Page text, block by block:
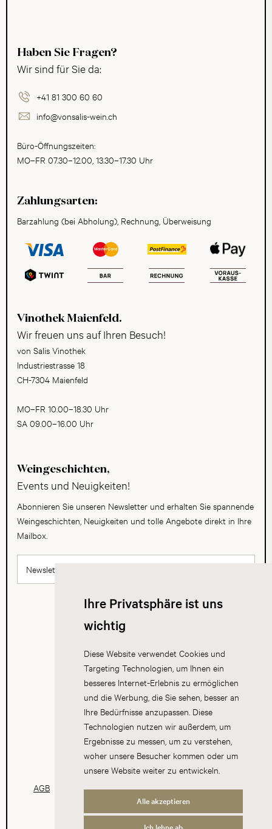
Ihre Privatsphäre ist uns
wichtig
Diese Website verwendet Cookies und
Targeting Technologien, um Ihnen ein
besseres Internet-Erlebnis zu ermöglichen
und die Werbung, die Sie sehen, besser an
Ihre Bedürfnisse anzupassen. Diese
Technologien nutzen wir außerdem, um
Ergebnisse zu messen, um zu verstehen,
woher unsere Besucher kommen oder um
unsere Website weiter zu entwickeln.
Alle akzeptieren
Haben Sie Fragen?
Wir sind für Sie da:
+41 81 300 60 60
info@vonsalis-wein.ch
Büro-Öffnungszeiten:
MO–FR 07.30–12.00, 13.30–17.30 Uhr
Zahlungsarten:
Barzahlung (bei Abholung), Rechnung, Überweisung
Vinothek Maienfeld.
Wir freuen uns auf Ihren Besuch!
von Salis Vinothek
Industriestrasse 18
CH-7304 Maienfeld
MO–FR 10.00–18.30 Uhr
SA 09.00–16.00 Uhr
Weingeschichten,
Events und Neuigkeiten!
Abonnieren Sie unseren Newsletter und erhalten Sie spannende
Weingeschichten, Neuigkeiten und tolle Angebote direkt in Ihre
Mailbox.
Newsletter abonnieren
AGB Datenschutz Impressum Cookies